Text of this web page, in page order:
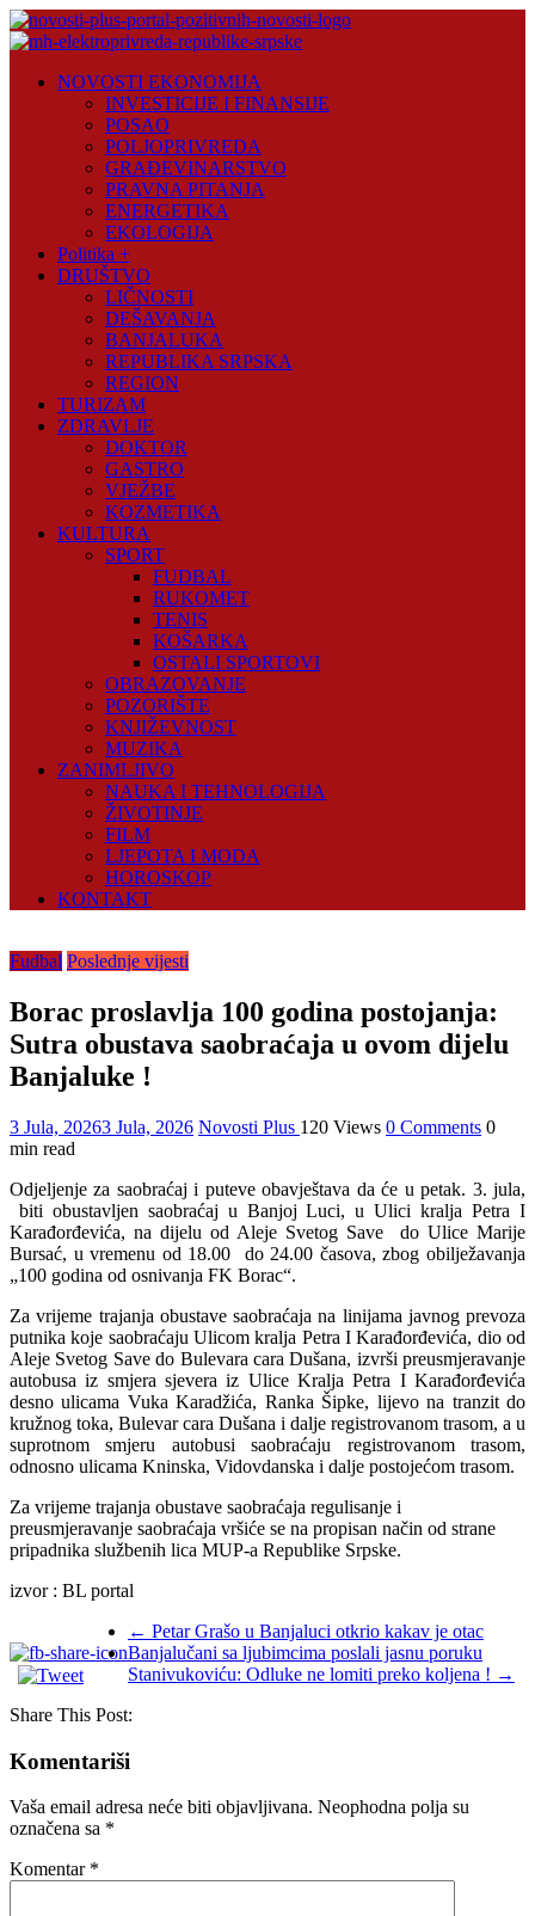
Skip
to
Plus
NOVOSTI EKONOMIJA
INVESTICIJE I FINANSIJE
POSAO
POLJOPRIVREDA
GRAĐEVINARSTVO
PRAVNA PITANJA
ENERGETIKA
EKOLOGIJA
Politika +
DRUŠTVO
LIČNOSTI
DEŠAVANJA
BANJALUKA
REPUBLIKA SRPSKA
REGION
TURIZAM
ZDRAVLJE
DOKTOR
GASTRO
VJEŽBE
KOZMETIKA
KULTURA
SPORT
FUDBAL
RUKOMET
TENIS
KOŠARKA
OSTALI SPORTOVI
OBRAZOVANJE
POZORIŠTE
KNJIŽEVNOST
MUZIKA
ZANIMLJIVO
NAUKA I TEHNOLOGIJA
ŽIVOTINJE
FILM
LJEPOTA I MODA
HOROSKOP
KONTAKT
Fudbal Poslednje vijesti
Borac proslavlja 100 godina postojanja:
Sutra obustava saobraćaja u ovom dijelu
Banjaluke !
3 Jula, 20263 Jula, 2026 Novosti Plus 120 Views 0 Comments 0
min read
Odjeljenje za saobraćaj i puteve obavještava da će u petak. 3. jula,
biti obustavljen saobraćaj u Banjoj Luci, u Ulici kralja Petra I
Karađorđevića, na dijelu od Aleje Svetog Save do Ulice Marije
Bursać, u vremenu od 18.00 do 24.00 časova, zbog obilježavanja
„100 godina od osnivanja FK Borac“.
Za vrijeme trajanja obustave saobraćaja na linijama javnog prevoza
putnika koje saobraćaju Ulicom kralja Petra I Karađorđevića, dio od
Aleje Svetog Save do Bulevara cara Dušana, izvrši preusmjeravanje
autobusa iz smjera sjevera iz Ulice Kralja Petra I Karađorđevića
desno ulicama Vuka Karadžića, Ranka Šipke, lijevo na tranzit do
kružnog toka, Bulevar cara Dušana i dalje registrovanom trasom, a u
suprotnom smjeru autobusi saobraćaju registrovanom trasom,
odnosno ulicama Kninska, Vidovdanska i dalje postojećom trasom.
Za vrijeme trajanja obustave saobraćaja regulisanje i
preusmjeravanje saobraćaja vršiće se na propisan način od strane
pripadnika službenih lica MUP-a Republike Srpske.
izvor : BL portal
← Petar Grašo u Banjaluci otkrio kakav je otac
Banjalučani sa ljubimcima poslali jasnu poruku
Stanivukoviću: Odluke ne lomiti preko koljena ! →
Share This Post:
Komentariši
Vaša email adresa neće biti objavljivana. Neophodna polja su
označena sa *
Komentar *